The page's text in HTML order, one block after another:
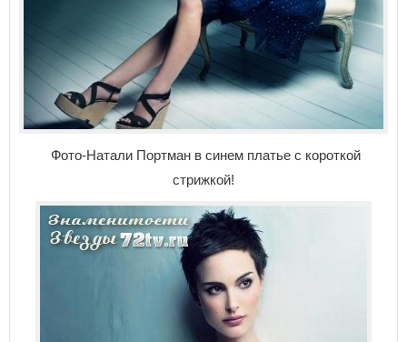
Фото-Натали Портман в синем платье с короткой
стрижкой!